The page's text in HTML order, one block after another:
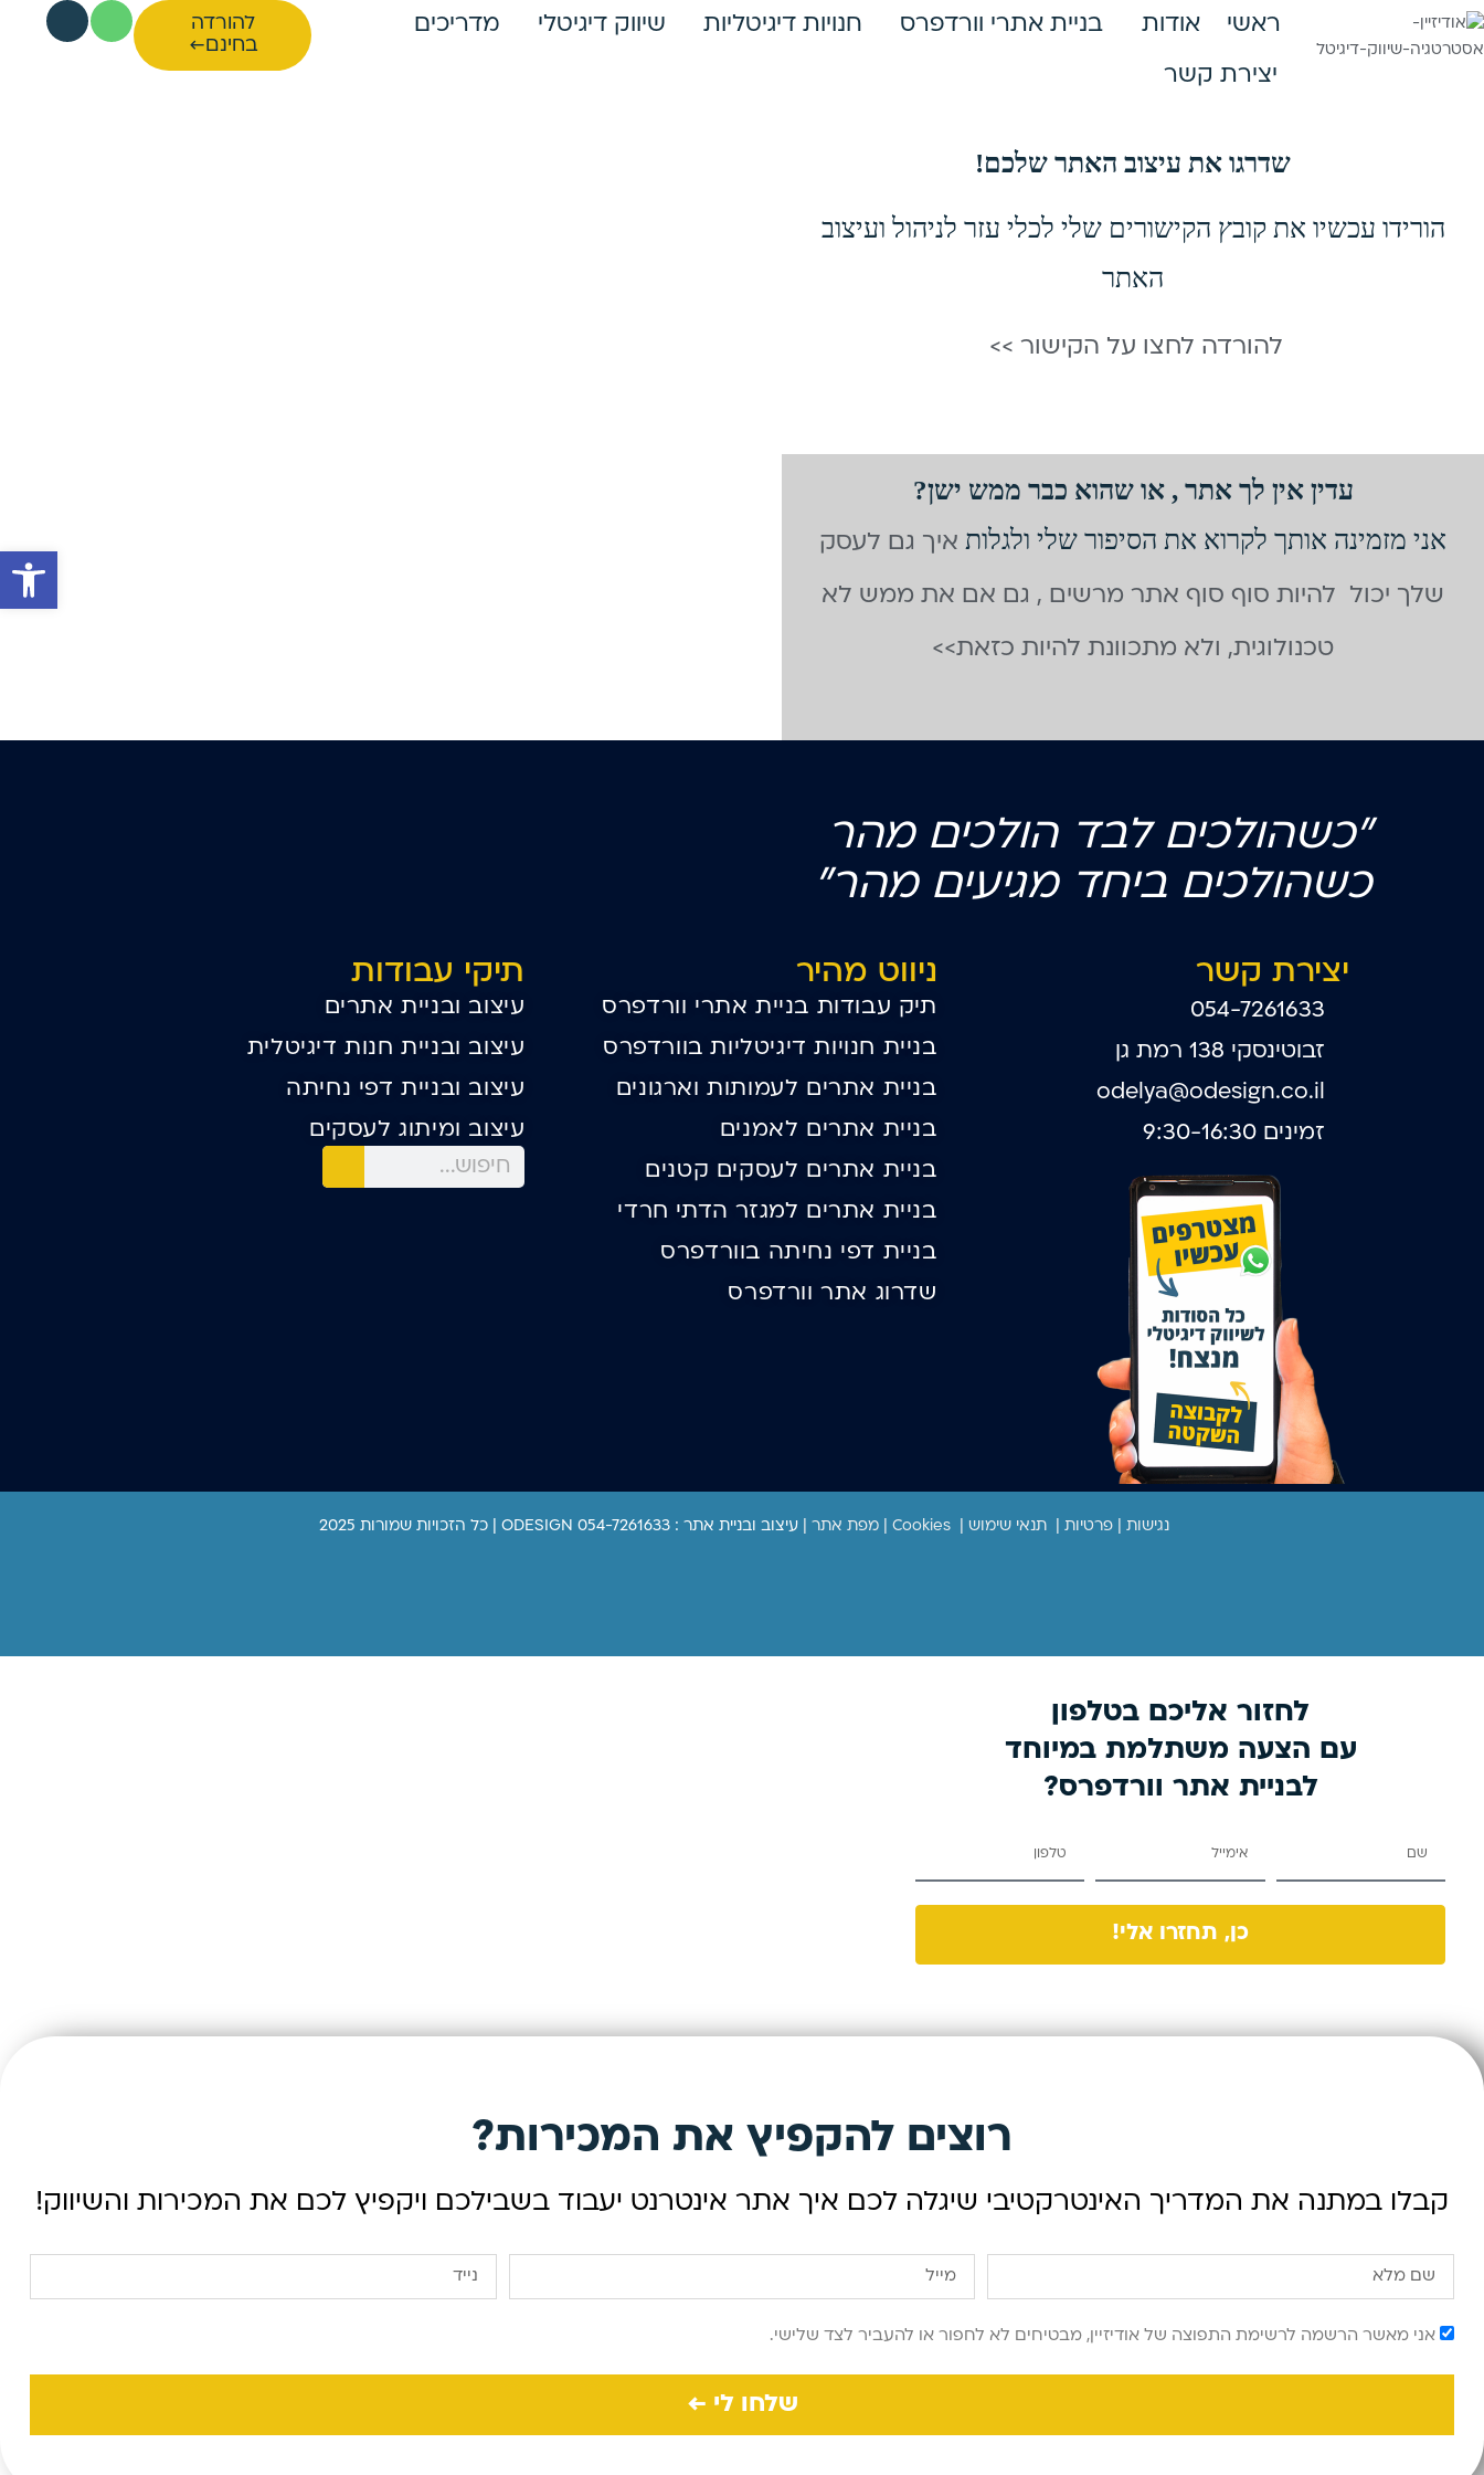
ראשי אודות בניית אתרי וורדפרס חנויות דיגיטליות שיווק דיגיטלי מדריכים
יצירת קשר
להורדה
בחינם←
שדרגו את עיצוב האתר שלכם!
הורידו עכשיו את קובץ הקישורים שלי לכלי עזר לניהול ועיצוב
האתר
להורדה לחצו על הקישור >>
עדין אין לך אתר , או שהוא כבר ממש ישן?
אני מזמינה אותך לקרוא את הסיפור שלי ולגלות איך גם לעסק
שלך יכול להיות סוף סוף אתר מרשים , גם אם את ממש לא
טכנולוגית, ולא מתכוונת להיות כזאת>>
"כשהולכים לבד הולכים מהר
כשהולכים ביחדמגיעים מהר"
יצירת קשר
054-7261633
זבוטינסקי 138 רמת גן
odelya@odesign.co.il
זמינים 9:30-16:30
ניווט מהיר
תיק עבודות בניית אתרי וורדפרס
בניית חנויות דיגיטליות בוורדפרס
בניית אתרים לעמותות וארגונים
בניית אתרים לאמנים
בניית אתרים לעסקים קטנים
בניית אתרים למגזר הדתי חרדי
בניית דפי נחיתה בוורדפרס
שדרוג אתר וורדפרס
תיקי עבודות
עיצוב ובניית אתרים
עיצוב ובניית חנות דיגיטלית
עיצוב ובניית דפי נחיתה
עיצוב ומיתוג לעסקים
נגישות פרטיות תנאי שימוש Cookies מפת אתר עיצוב ובניית אתר : ODESIGN 054-7261633 | כל הזכויות שמורות 2025
לחזור אליכם בטלפון
עם הצעה משתלמת במיוחד
לבניית אתר וורדפרס?
כן, תחזרו אלי!
רוצים להקפיץ את המכירות?
קבלו במתנה את המדריך האינטרקטיבי שיגלה לכם איך אתר אינטרנט יעבוד בשבילכם ויקפיץ לכם את המכירות והשיווק!
אני מאשר הרשמה לרשימת התפוצה של אודיזיין, מבטיחים לא לחפור או להעביר לצד שלישי.
שלחו לי ←
פתח